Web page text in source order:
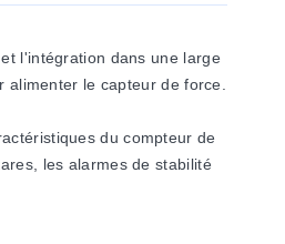
l'intégration dans une large
le capteur de force.
du compteur de
les alarmes de stabilité